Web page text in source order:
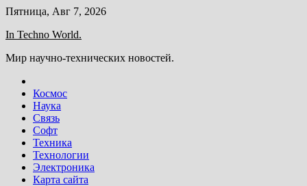
Skip
content
Пятница, Авг 7, 2026
In Techno World.
Мир научно-технических новостей.
Космос
Наука
Связь
Софт
Техника
Технологии
Электроника
Карта сайта